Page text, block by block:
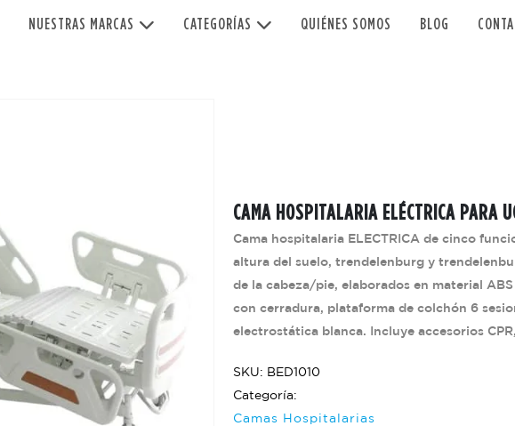
NUESTRAS MARCAS CATEGORÍAS QUIÉNES SOMOS BLOG
CAMA HOSPITALARIA ELÉCTRICA PARA
Cama hospitalaria ELECTRICA de cinco
altura del suelo, trendelenburg y
de la cabeza/pie, elaborados en material
con cerradura, plataforma de colchón 6
electrostática blanca. Incluye accesorios
SKU: BED1010
Categoría:
Camas Hospitalarias